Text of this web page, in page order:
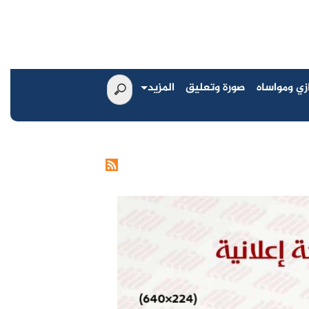
ومواساه صورة وتعليق المزيد